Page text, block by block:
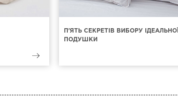
П'ЯТЬ СЕКРЕТІВ ВИБОРУ ІДЕАЛЬНОЇ
ПОДУШКИ